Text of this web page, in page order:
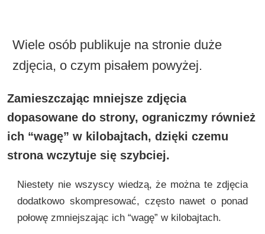
Wiele osób publikuje na stronie duże
zdjęcia, o czym pisałem powyżej.
Zamieszczając mniejsze zdjęcia
dopasowane do strony, ograniczmy również
ich “wagę” w kilobajtach, dzięki czemu
strona wczytuje się szybciej.
Niestety nie wszyscy wiedzą, że można te zdjęcia
dodatkowo skompresować, często nawet o ponad
połowę zmniejszając ich “wagę” w kilobajtach.